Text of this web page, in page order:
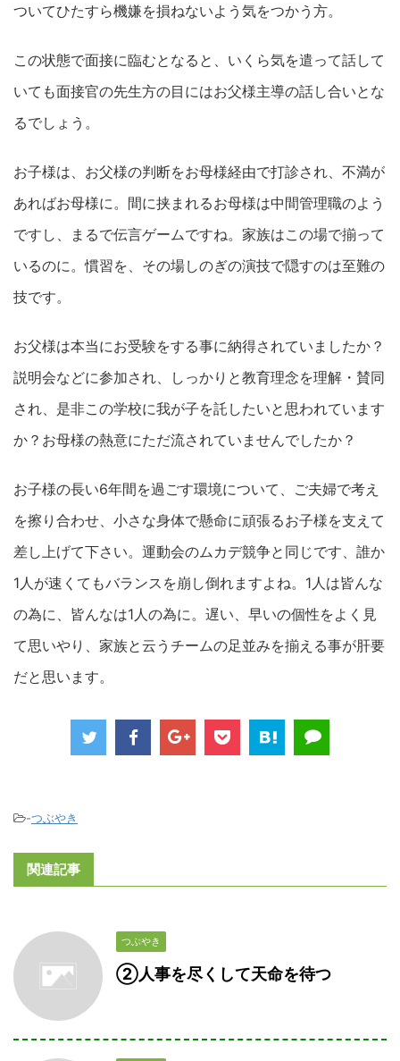
ついてひたすら機嫌を損ねないよう気をつかう方。
この状態で面接に臨むとなると、いくら気を遣って話して
いても面接官の先生方の目にはお父様主導の話し合いとな
るでしょう。
お子様は、お父様の判断をお母様経由で打診され、不満が
あればお母様に。間に挟まれるお母様は中間管理職のよう
ですし、まるで伝言ゲームですね。家族はこの場で揃って
いるのに。慣習を、その場しのぎの演技で隠すのは至難の
技です。
お父様は本当にお受験をする事に納得されていましたか？
説明会などに参加され、しっかりと教育理念を理解・賛同
され、是非この学校に我が子を託したいと思われています
か？お母様の熱意にただ流されていませんでしたか？
お子様の長い6年間を過ごす環境について、ご夫婦で考え
を擦り合わせ、小さな身体で懸命に頑張るお子様を支えて
差し上げて下さい。運動会のムカデ競争と同じです、誰か
1人が速くてもバランスを崩し倒れますよね。1人は皆んな
の為に、皆んなは1人の為に。遅い、早いの個性をよく見
て思いやり、家族と云うチームの足並みを揃える事が肝要
だと思います。
-つぶやき
関連記事
つぶやき
②人事を尽くして天命を待つ